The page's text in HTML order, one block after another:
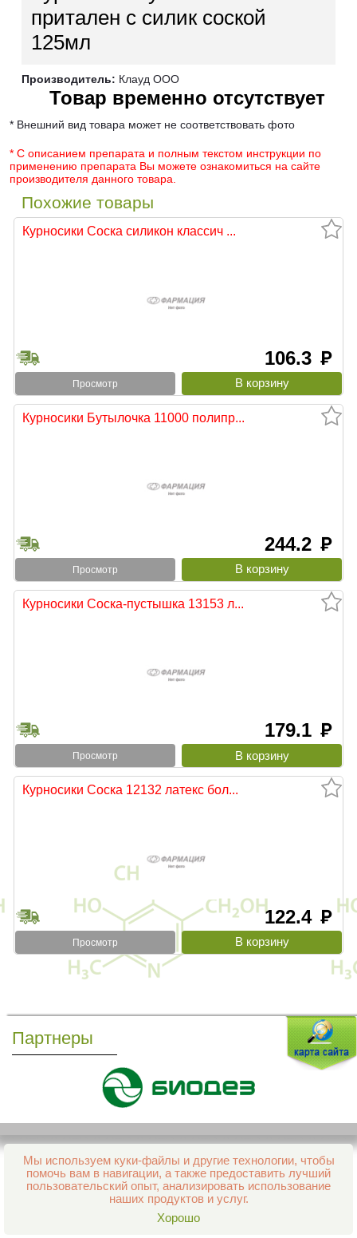
притален с силик соской
125мл
Производитель: Клауд ООО
Товар временно отсутствует
* Внешний вид товара может не соответствовать фото
* С описанием препарата и полным текстом инструкции по
применению препарата Вы можете ознакомиться на сайте
производителя данного товара.
Похожие товары
Курносики Соска силикон классич ...
106.3 руб
Просмотр
Курносики Бутылочка 11000 полипр...
244.2 руб
Просмотр
Курносики Соска-пустышка 13153 л...
179.1 руб
Просмотр
Курносики Соска 12132 латекс бол...
122.4 руб
Просмотр
Партнеры
Мы используем куки-файлы и другие технологии, чтобы
помочь вам в навигации, а также предоставить лучший
пользовательский опыт, анализировать использование
наших продуктов и услуг.
Хорошо
Все права защищены и охраняются законом
© 2013–2026 Интернет-аптека Фармация
support@aptekapenza.ru
Телефон: Служба обработки заказов 99-98-28